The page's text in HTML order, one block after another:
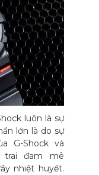
luôn là sự
lớn là do sự
G-Shock và
trai đam mê
nhiệt huyết.